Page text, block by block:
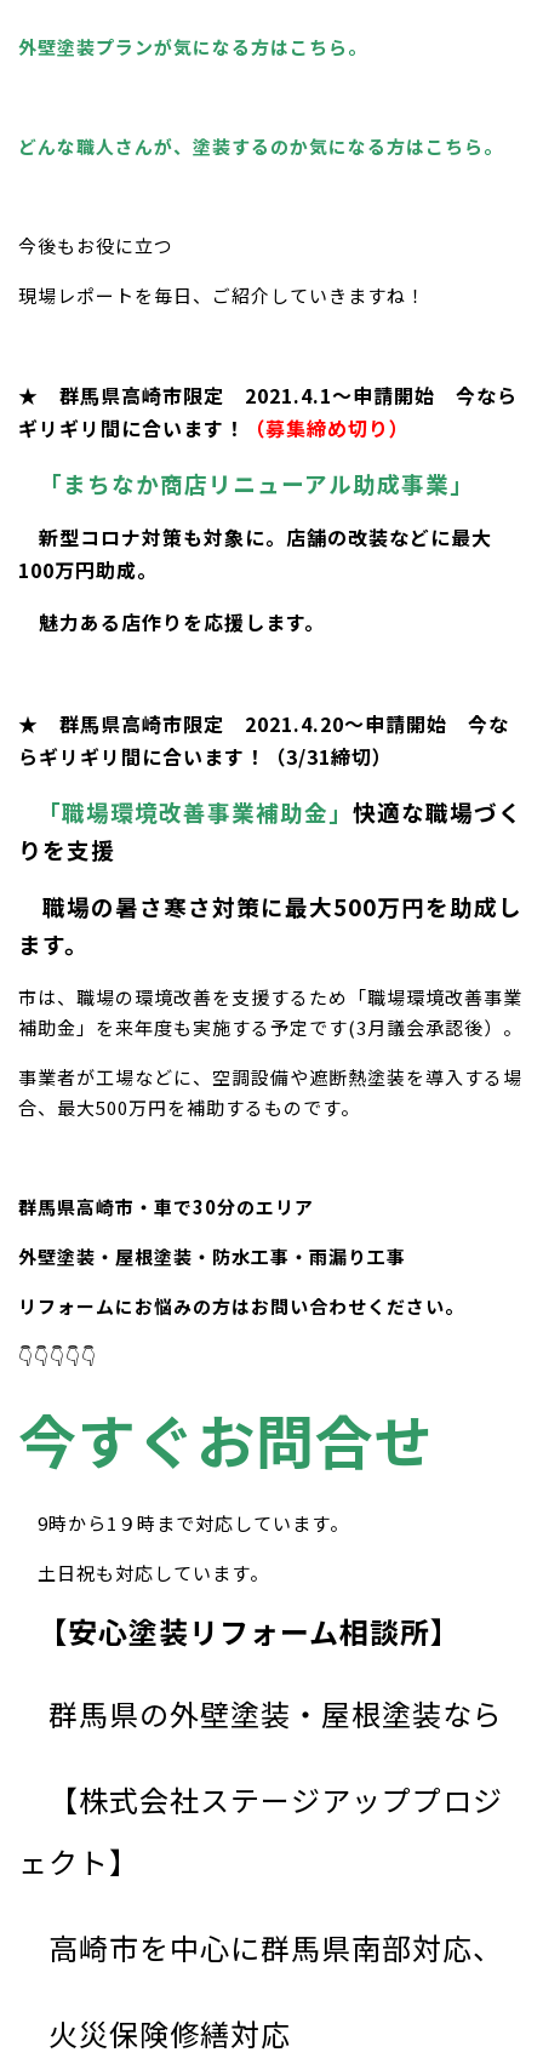
外壁塗装プランが気になる方はこちら。
どんな職人さんが、塗装するのか気になる方はこちら。
今後もお役に立つ
現場レポートを毎日、ご紹介していきますね！
★ 群馬県高崎市限定 2021.4.1～申請開始 今なら
ギリギリ間に合います！
（募集締め切り）
「まちなか商店リニューアル助成事業」
新型コロナ対策も対象に。店舗の改装などに最大
100万円助成。
魅力ある店作りを応援します。
★ 群馬県高崎市限定 2021.4.20～申請開始 今な
らギリギリ間に合います！（3/31締切）
「職場環境改善事業補助金」 快適な職場づく
りを支援
職場の暑さ寒さ対策に最大500万円を助成し
ます。
市は、職場の環境改善を支援するため「職場環境改善事業
補助金」を来年度も実施する予定です(3月議会承認後）。
事業者が工場などに、空調設備や遮断熱塗装を導入する場
合、最大500万円を補助するものです。
群馬県高崎市・車で30分のエリア
外壁塗装・屋根塗装・防水工事・雨漏り工事
リフォームにお悩みの方はお問い合わせください。
👇👇👇👇👇
今すぐお問合せ
9時から1９時まで対応しています。
土日祝も対応しています。
【安心塗装リフォーム相談所】
群馬県の外壁塗装・屋根塗装なら
【株式会社ステージアッププロジ
ェクト】
高崎市を中心に群馬県南部対応、
火災保険修繕対応